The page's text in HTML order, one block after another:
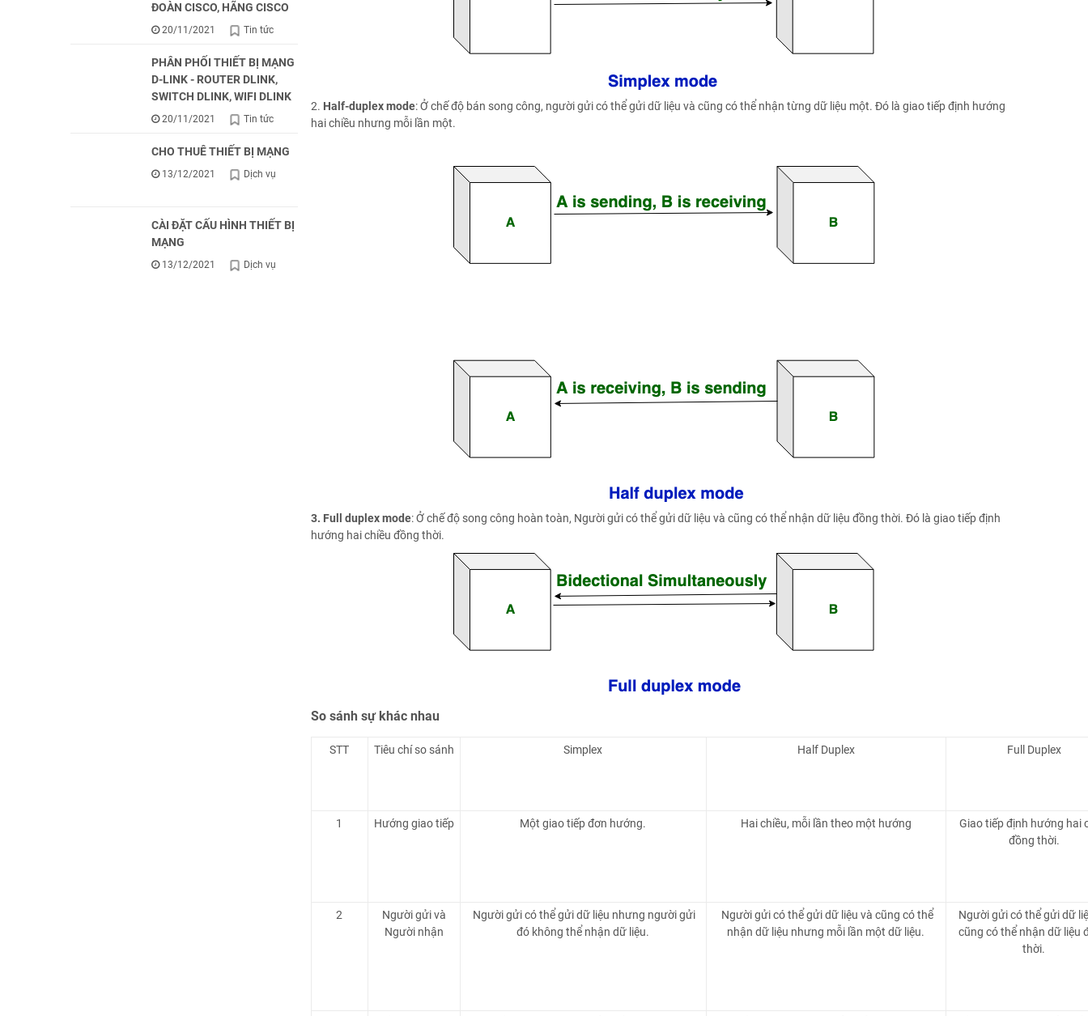
ĐOÀN CISCO, HÃNG CISCO
20/11/2021 Tin tức
PHÂN PHỐI THIẾT BỊ MẠNG
D-LINK - ROUTER DLINK,
SWITCH DLINK, WIFI DLINK
20/11/2021 Tin tức
CHO THUÊ THIẾT BỊ MẠNG
13/12/2021 Dịch vụ
CÀI ĐẶT CẤU HÌNH THIẾT BỊ
MẠNG
13/12/2021 Dịch vụ
2. Half-duplex mode: Ở chế độ bán song công, người gửi có thể gửi dữ liệu và cũng có thể nhận từng dữ liệu một. Đó là giao tiếp định hướng
hai chiều nhưng mỗi lần một.
3. Full duplex mode: Ở chế độ song công hoàn toàn, Người gửi có thể gửi dữ liệu và cũng có thể nhận dữ liệu đồng thời. Đó là giao tiếp định
hướng hai chiều đồng thời.
So sánh sự khác nhau
STT Tiêu chí so sánh Simplex Half Duplex Full Duplex
1 Hướng giao tiếp Một giao tiếp đơn hướng. Hai chiều, mỗi lần theo một hướng
Giao tiếp định hướng hai
đồng thời.
2
Người gửi và
Người nhận
Người gửi có thể gửi dữ liệu nhưng người gửi
đó không thể nhận dữ liệu.
Người gửi có thể gửi dữ liệu và cũng có thể
nhận dữ liệu nhưng mỗi lần một dữ liệu.
Người gửi có thể gửi dữ
cũng có thể nhận dữ liệu
thời.